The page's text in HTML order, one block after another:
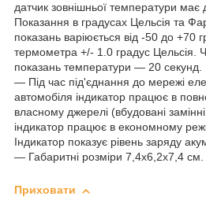
датчик зовнішньої температури
Показання в градусах Цельсія та
показань варіюється від -50 до +70
термометра +/- 1.0 градус Цельсія.
показань температури — 20 секунд.
― Під час під'єднання до мережі
автомобіля індикатор працює в
власному джерелі (вбудовані
індикатор працює в економному
Індикатор показує рівень заряду
― Габаритні розміри 7,4x6,2x7,4 см.
Приховати